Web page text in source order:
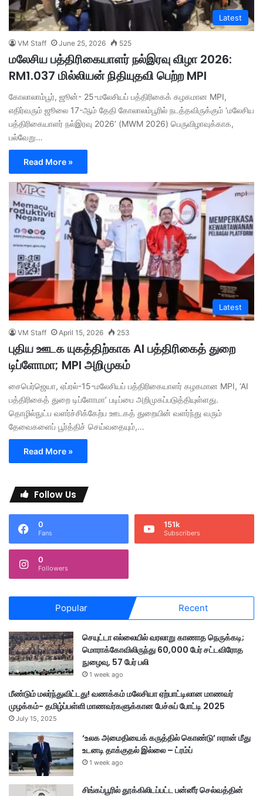
Latest
VM Staff June 25, 2026 525
மலேசிய பத்திரிகையாளர் நல்இரவு விழா 2026:
RM1.037 மில்லியன் நிதியுதவி பெற்ற MPI
கோலாலாம்பூர், ஜூன்- 25-மலேசியப் பத்திரிகைக் கழகமான MPI,
எதிர்வரும் ஜூலை 17-ஆம் தேதி கோலாலம்பூரில் நடத்தவிருக்கும் ‘மலேசிய
பத்திரிகையாளர் நல்இரவு 2026’ (MWM 2026) பெருவிழாவுக்காக,
பல்வேறு…
Read More »
Latest
VM Staff April 15, 2026 253
புதிய ஊடக யுகத்திற்காக AI பத்திரிகைத் துறை
டிப்ளோமா; MPI அறிமுகம்
சைபெர்ஜெயா, ஏப்ரல்-15-மலேசியப் பத்திரிகையாளர் கழகமான MPI, ‘AI
பத்திரிகைத் துறை டிப்ளோமா’ படிப்பை அறிமுகப்படுத்தியுள்ளது.
தொழில்நுட்ப வளர்ச்சிக்கேற்ப ஊடகத் துறையின் வளர்ந்து வரும்
தேவைகளைப் பூர்த்திச் செய்வதையும்,…
Read More »
Follow Us
0
Fans
151k
Subscribers
0
Followers
Popular Recent
செயுட்டா எல்லையில் வரலாறு காணாத நெருக்கடி;
மொராக்கோவிலிருந்து 60,000 பேர் சட்டவிரோத
நுழைவு, 57 பேர் பலி
1 week ago
மீண்டும் மலர்ந்துவிட்டது! வணக்கம் மலேசியா ஏற்பாட்டிலான மாணவர்
முழக்கம்- தமிழ்ப்பள்ளி மாணவர்களுக்கான பேச்சுப் போட்டி 2025
July 15, 2025
‘உலக அமைதியைக் கருத்தில் கொண்டு’ ஈரான் மீது
உடனடி தாக்குதல் இல்லை – ட்ரம்ப்
1 week ago
சிங்கப்பூரில் தூக்கிலிடப்பட்ட பன்னீர் செல்வத்தின்